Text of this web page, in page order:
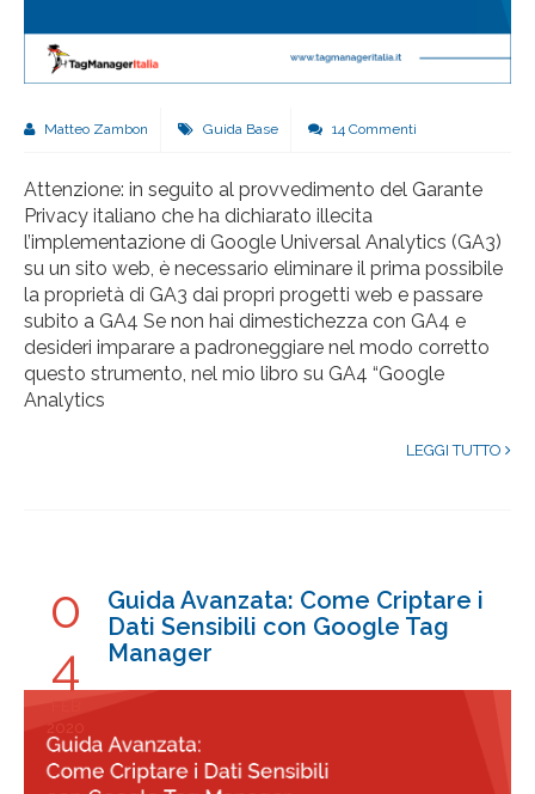
Matteo Zambon Guida Base 14 Commenti
Attenzione: in seguito al provvedimento del Garante
Privacy italiano che ha dichiarato illecita
l’implementazione di Google Universal Analytics (GA3)
su un sito web, è necessario eliminare il prima possibile
la proprietà di GA3 dai propri progetti web e passare
subito a GA4 Se non hai dimestichezza con GA4 e
desideri imparare a padroneggiare nel modo corretto
questo strumento, nel mio libro su GA4 “Google
Analytics
LEGGI TUTTO
0
4
2020
Guida Avanzata: Come Criptare i
Dati Sensibili con Google Tag
Manager